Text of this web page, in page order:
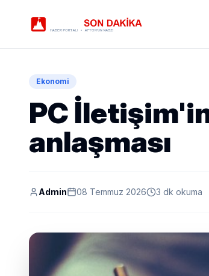
Ekonomi
PC
anlaşması
Admin 08 Temmuz 2026 3 dk okuma